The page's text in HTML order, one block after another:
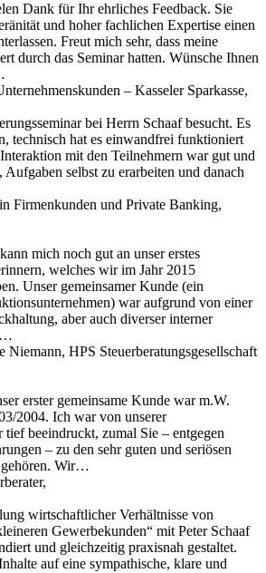
Dank für Ihr ehrliches Feedback. Sie
und hoher fachlichen Expertise einen
Freut mich sehr, dass meine
durch das Seminar hatten. Wünsche Ihnen
– Kasseler Sparkasse,
bei Herrn Schaaf besucht. Es
technisch hat es einwandfrei funktioniert
mit den Teilnehmern war gut und
Aufgaben selbst zu erarbeiten und danach
Firmenkunden und Private Banking,
mich noch gut an unser erstes
welches wir im Jahr 2015
Unser gemeinsamer Kunde (ein
war aufgrund von einer
aber auch diverser interner
HPS Steuerberatungsgesellschaft
erster gemeinsame Kunde war m.W.
2004. Ich war von unserer
tief beeindruckt, zumal Sie – entgegen
– zu den sehr guten und seriösen
gehören. Wir…
wirtschaftlicher Verhältnisse von
Gewerbekunden“ mit Peter Schaaf
und gleichzeitig praxisnah gestaltet.
auf eine sympathische, klare und